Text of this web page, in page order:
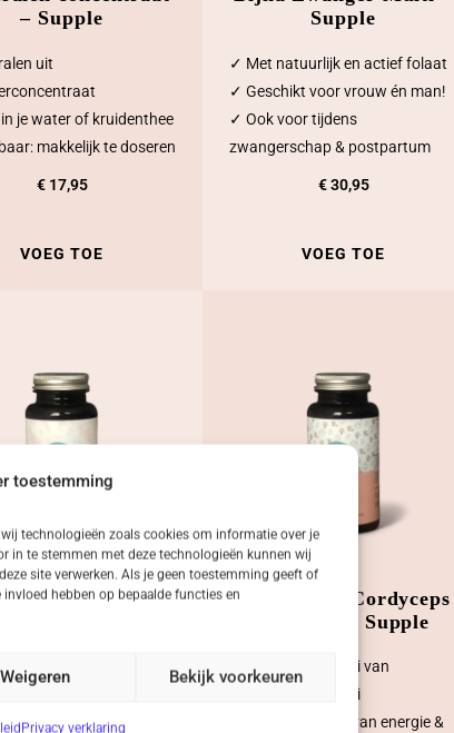
toestemming
technologieën zoals cookies om informatie over je
in te stemmen met deze technologieën kunnen wij
site verwerken. Als je geen toestemming geeft of
hebben op bepaalde functies en
Weigeren Bekijk voorkeuren
Privacy verklaring
8
5
.
– Supple
uit
je water of kruidenthee
makkelijk te doseren
€17,95
VOEG TOE
Supple
✓ Met natuurlijk en actief folaat
✓ Geschikt voor vrouw én man!
✓ Ook voor tijdens
zwangerschap & postpartum
€30,95
VOEG TOE
– Supple
kruiden
Biologische Cordyceps
& Reishi – Supple
✓ Superfoodcombi van
Cordyceps & Reishi
✓ Ondersteuning van energie &